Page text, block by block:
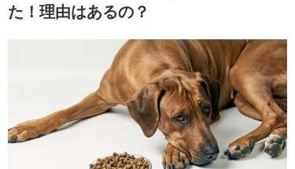
た！理由はあるの？